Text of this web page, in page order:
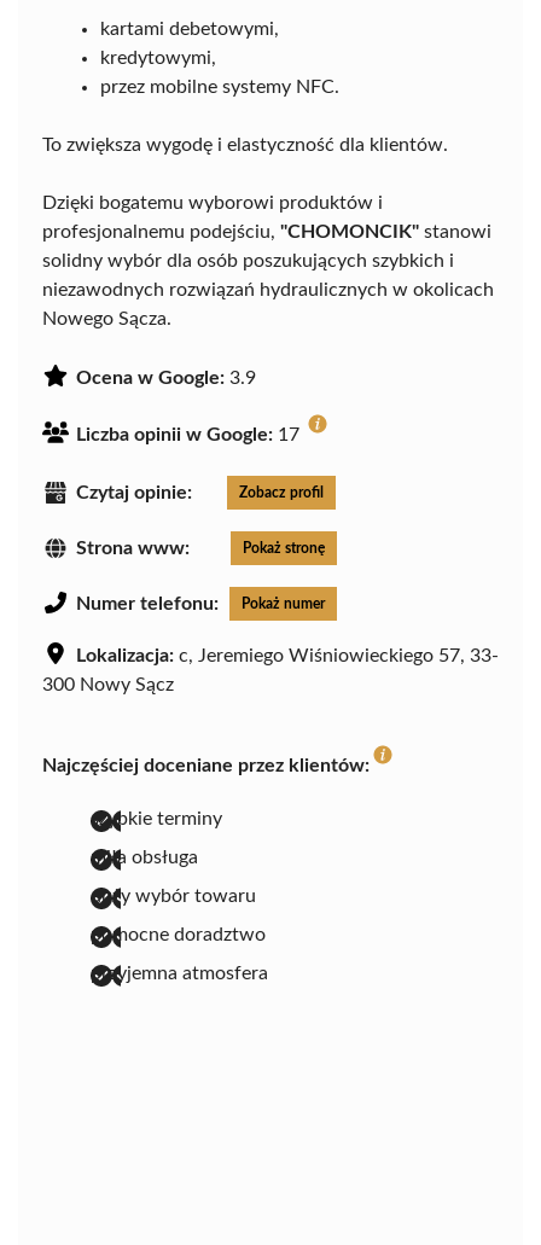
kartami debetowymi,
kredytowymi,
przez mobilne systemy NFC.
To zwiększa wygodę i elastyczność dla klientów.
Dzięki bogatemu wyborowi produktów i
profesjonalnemu podejściu, "CHOMONCIK" stanowi
solidny wybór dla osób poszukujących szybkich i
niezawodnych rozwiązań hydraulicznych w okolicach
Nowego Sącza.
Ocena w Google: 3.9
Liczba opinii w Google: 17
Czytaj opinie: Zobacz profil
Strona www: Pokaż stronę
Numer telefonu: Pokaż numer
Lokalizacja: c, Jeremiego Wiśniowieckiego 57, 33-
300 Nowy Sącz
Najczęściej doceniane przez klientów:
szybkie terminy
miła obsługa
duży wybór towaru
pomocne doradztwo
przyjemna atmosfera